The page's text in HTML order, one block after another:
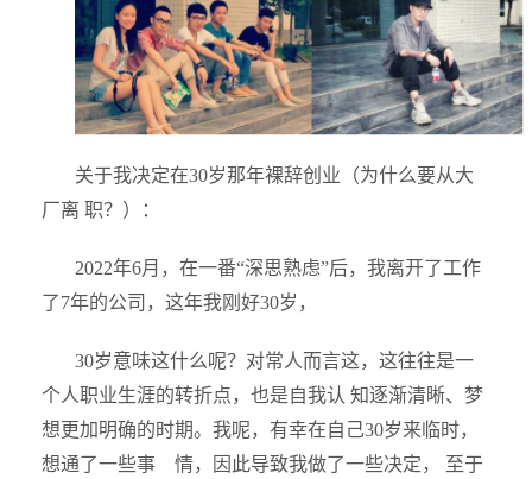
关于我决定在30岁那年裸辞创业（为什么要从大
厂离 职？）：
2022年6月，在一番“深思熟虑”后，我离开了工作
了7年的公司，这年我刚好30岁，
30岁意味这什么呢？对常人而言这，这往往是一
个人职业生涯的转折点，也是自我认 知逐渐清晰、梦
想更加明确的时期。我呢，有幸在自己30岁来临时，
想通了一些事 情，因此导致我做了一些决定， 至于